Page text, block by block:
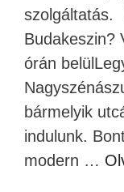
szolgáltatás.
Budakeszin?
órán
bármelyik
indulunk.
modern …